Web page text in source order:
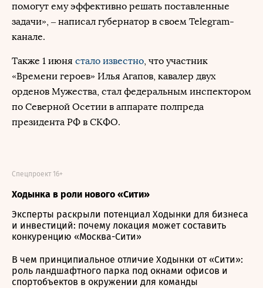
помогут ему эффективно решать поставленные
задачи», – написал губернатор в своем Telegram-
канале.
Также 1 июня стало известно, что участник
«Времени героев» Илья Агапов, кавалер двух
орденов Мужества, стал федеральным инспектором
по Северной Осетии в аппарате полпреда
президента РФ в СКФО.
Ходынка в роли нового «Сити»
Спецпроект 16+
Эксперты раскрыли потенциал Ходынки для бизнеса
и инвестиций: почему локация может составить
конкуренцию «Москва-Сити»
В чем принципиальное отличие Ходынки от «Сити»:
роль ландшафтного парка под окнами офисов и
спортобъектов в окружении для команды